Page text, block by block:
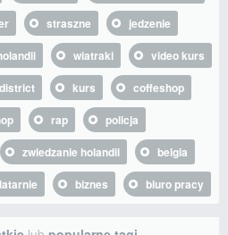
straszne
jedzenie
wiatraki
video kurs
kurs
coffeshop
rap
policja
zwiedzanie holandii
belgia
biznes biuro pracy